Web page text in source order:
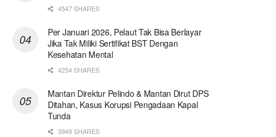
4547 SHARES
Per Januari 2026, Pelaut Tak Bisa Berlayar
Jika Tak Miliki Sertifikat BST Dengan
Kesehatan Mental
4254 SHARES
Mantan Direktur Pelindo & Mantan Dirut DPS
Ditahan, Kasus Korupsi Pengadaan Kapal
Tunda
3949 SHARES